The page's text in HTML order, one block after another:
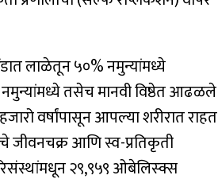
लाळेतून ५०% नमुन्यांमध्ये
तसेच मानवी विष्ठेत आढळले
वर्षांपासून आपल्या शरीरात राहत
जीवनचक्र आणि स्व-प्रतिकृती
२९,९५९ ओबेलिस्क्स